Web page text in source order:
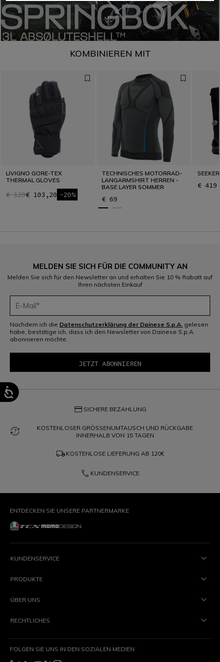
KOMBINIEREN MIT
LIVIGNO GORE-TEX
THERMAL GLOVES
€ 129€ 103,20 -20%
TECHNISCHES MOTORRAD-
LANGARMSHIRT HERREN -
BASE LAYER SOMMER
€ 69
€ 419
MELDEN SIE SICH FÜR DIE COMMUNITY AN
Melden Sie sich für den Newsletter an und erhalten Sie 10 % Rabatt auf
Ihren nächsten Einkauf
Nachdem ich die Datenschutzerklärung der Dainese S.p.A. gelesen
habe, bestätige ich, dass ich den Newsletter von Dainese S.p.A.
abonnieren möchte.
credit_card SICHERE BEZAHLUNG
question_exchange
KOSTENLOSER GRÖSSENUMTAUSCH UND RÜCKGABE
INNERHALB VON 15 TAGEN
local_shipping KOSTENLOSE LIEFERUNG AB 120€
phone KUNDENSERVICE
ENTDECKEN SIE UNSERE PARTNERMARKE
KUNDENSERVICE
PRODUKTE
ÜBER UNS
RECHTLICHES
FOLGEN SIE UNS IN DEN SOZIALEN MEDIEN